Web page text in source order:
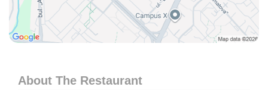
About The Restaurant